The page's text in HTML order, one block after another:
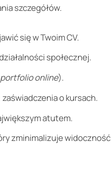
szczegółów.
się w Twoim CV.
społecznej.
online).
o kursach.
atutem.
zminimalizuje widoczność